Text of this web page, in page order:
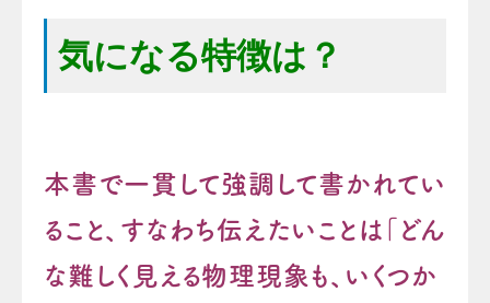
気になる特徴は？
本書で一貫して強調して書かれてい
ること、すなわち伝えたいことは「どん
な難しく見える物理現象も、いくつか